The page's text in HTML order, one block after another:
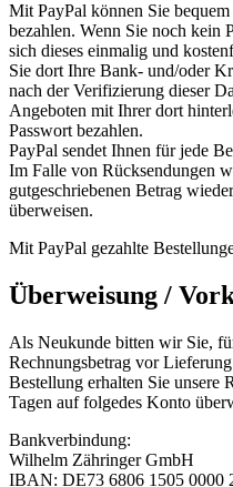
Mit PayPal können Sie
bezahlen. Wenn Sie noch kein
sich dieses einmalig und
Sie dort Ihre Bank- und/oder
nach der Verifizierung dieser
Angeboten mit Ihrer dort
Passwort bezahlen.
PayPal sendet Ihnen für jede
Im Falle von Rücksendungen
gutgeschriebenen Betrag
überweisen.
Mit PayPal gezahlte
Überweisung /
Als Neukunde bitten wir Sie,
Rechnungsbetrag vor
Bestellung erhalten Sie unsere
Tagen auf folgedes Konto
Bankverbindung:
Wilhelm Zähringer GmbH
IBAN: DE73 6806 1505 0000